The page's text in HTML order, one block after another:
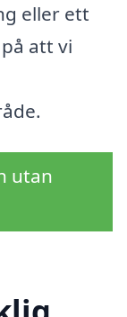
eller ett
att vi
utan